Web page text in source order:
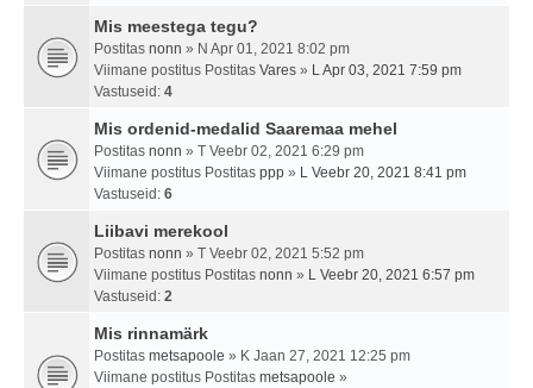
Mis meestega tegu?
Postitas nonn » N Apr 01, 2021 8:02 pm
Viimane postitus Postitas Vares » L Apr 03, 2021 7:59 pm
Vastuseid: 4
Mis ordenid-medalid Saaremaa mehel
Postitas nonn » T Veebr 02, 2021 6:29 pm
Viimane postitus Postitas ppp » L Veebr 20, 2021 8:41 pm
Vastuseid: 6
Liibavi merekool
Postitas nonn » T Veebr 02, 2021 5:52 pm
Viimane postitus Postitas nonn » L Veebr 20, 2021 6:57 pm
Vastuseid: 2
Mis rinnamärk
Postitas metsapoole » K Jaan 27, 2021 12:25 pm
Viimane postitus Postitas metsapoole »